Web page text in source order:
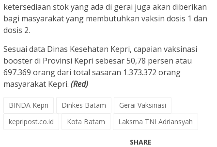
ketersediaan stok yang ada di gerai juga akan diberikan
bagi masyarakat yang membutuhkan vaksin dosis 1 dan
dosis 2.
Sesuai data Dinas Kesehatan Kepri, capaian vaksinasi
booster di Provinsi Kepri sebesar 50,78 persen atau
697.369 orang dari total sasaran 1.373.372 orang
masyarakat Kepri. (Red)
BINDA Kepri Dinkes Batam
Gerai Vaksinasi
kepripost.co.id
Kota Batam Laksma TNI Adriansyah
SHARE